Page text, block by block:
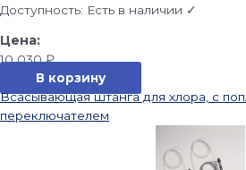
Доступность: Есть в наличии ✓
10 030₽
В корзину
Всасывающая штанга для хлора, с
переключателем